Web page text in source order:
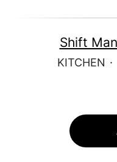
Shift
KITCHEN ·